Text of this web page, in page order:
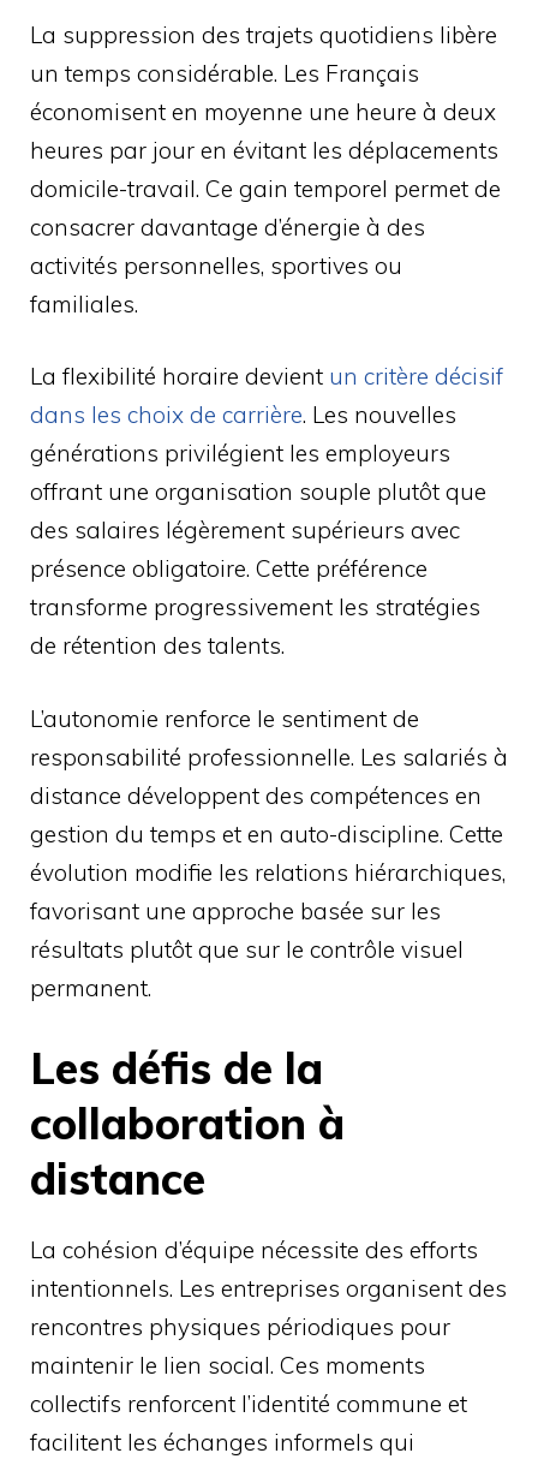
La suppression des trajets quotidiens libère
un temps considérable. Les Français
économisent en moyenne une heure à deux
heures par jour en évitant les déplacements
domicile-travail. Ce gain temporel permet de
consacrer davantage d’énergie à des
activités personnelles, sportives ou
familiales.
La flexibilité horaire devient un critère décisif
dans les choix de carrière. Les nouvelles
générations privilégient les employeurs
offrant une organisation souple plutôt que
des salaires légèrement supérieurs avec
présence obligatoire. Cette préférence
transforme progressivement les stratégies
de rétention des talents.
L’autonomie renforce le sentiment de
responsabilité professionnelle. Les salariés à
distance développent des compétences en
gestion du temps et en auto-discipline. Cette
évolution modifie les relations hiérarchiques,
favorisant une approche basée sur les
résultats plutôt que sur le contrôle visuel
permanent.
Les défis de la
collaboration à
distance
La cohésion d’équipe nécessite des efforts
intentionnels. Les entreprises organisent des
rencontres physiques périodiques pour
maintenir le lien social. Ces moments
collectifs renforcent l’identité commune et
facilitent les échanges informels qui